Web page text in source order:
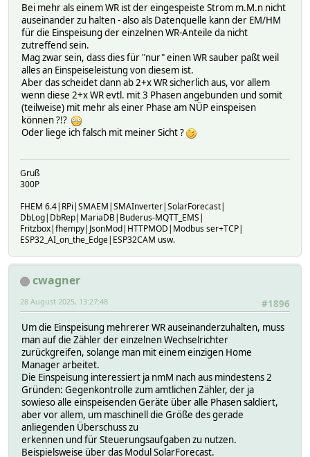
Bei mehr als einem WR ist der eingespeiste Strom m.M.n nicht
auseinander zu halten - also als Datenquelle kann der EM/HM
für die Einspeisung der einzelnen WR-Anteile da nicht
zutreffend sein.
Mag zwar sein, dass dies für "nur" einen WR sauber paßt weil
alles an Einspeiseleistung von diesem ist.
Aber das scheidet dann ab 2+x WR sicherlich aus, vor allem
wenn diese 2+x WR evtl. mit 3 Phasen angebunden und somit
(teilweise) mit mehr als einer Phase am NÜP einspeisen
können ?!?
Oder liege ich falsch mit meiner Sicht ?
Gruß
300P
FHEM 6.4|RPi|SMAEM|SMAInverter|SolarForecast|
DbLog|DbRep|MariaDB|Buderus-MQTT_EMS|
Fritzbox|fhempy|JsonMod|HTTPMOD|Modbus ser+TCP|
ESP32_AI_on_the_Edge|ESP32CAM usw.
cwagner
#1896
28 August 2025, 13:27:48
Um die Einspeisung mehrerer WR auseinanderzuhalten, muss
man auf die Zähler der einzelnen Wechselrichter
zurückgreifen, solange man mit einem einzigen Home
Manager arbeitet.
Die Einspeisung interessiert ja nmM nach aus mindestens 2
Gründen: Gegenkontrolle zum amtlichen Zähler, der ja
sowieso alle einspeisenden Geräte über alle Phasen saldiert,
aber vor allem, um maschinell die Größe des gerade
anliegenden Überschuss zu
erkennen und für Steuerungsaufgaben zu nutzen.
Beispielsweise über das Modul SolarForecast.